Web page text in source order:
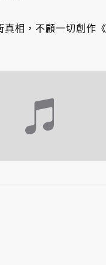
真相，不顧一切創作《